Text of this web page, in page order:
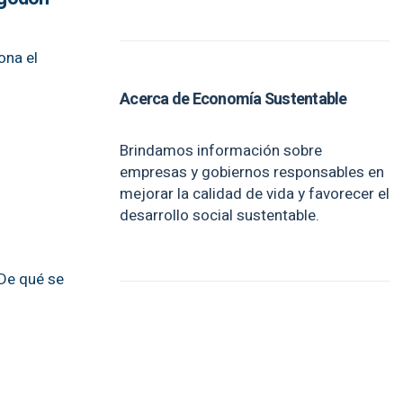
el
qué se
Acerca de Economía Sustentable
Brindamos información sobre
empresas y gobiernos responsables en
mejorar la calidad de vida y favorecer el
desarrollo social sustentable.